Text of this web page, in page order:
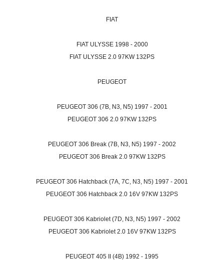
FIAT
FIAT ULYSSE 1998 - 2000
FIAT ULYSSE 2.0 97KW 132PS
PEUGEOT
PEUGEOT 306 (7B, N3, N5) 1997 - 2001
PEUGEOT 306 2.0 97KW 132PS
PEUGEOT 306 Break (7B, N3, N5) 1997 - 2002
PEUGEOT 306 Break 2.0 97KW 132PS
PEUGEOT 306 Hatchback (7A, 7C, N3, N5) 1997 - 2001
PEUGEOT 306 Hatchback 2.0 16V 97KW 132PS
PEUGEOT 306 Kabriolet (7D, N3, N5) 1997 - 2002
PEUGEOT 306 Kabriolet 2.0 16V 97KW 132PS
PEUGEOT 405 II (4B) 1992 - 1995